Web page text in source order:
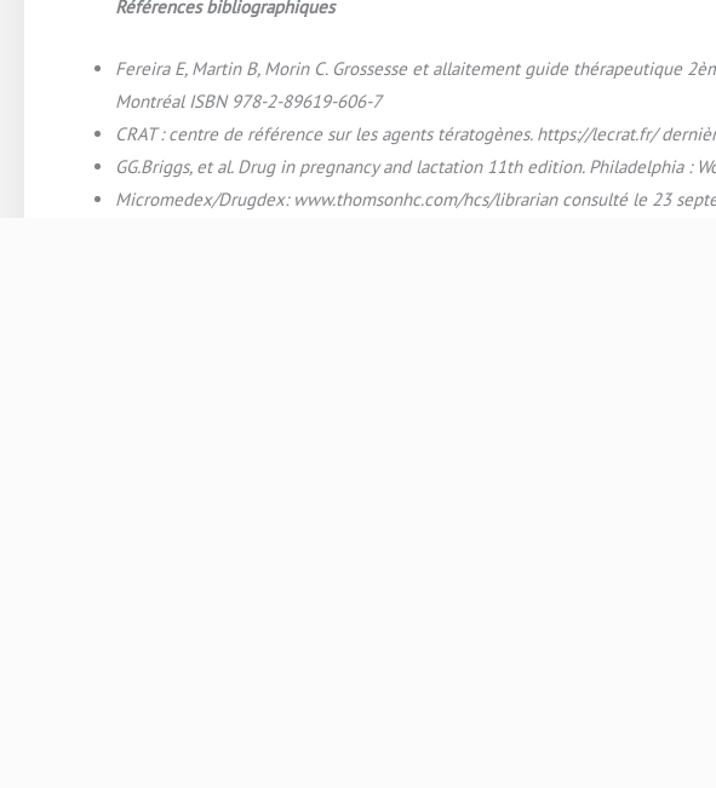
Références bibliographiques
Fereira E, Martin B, Morin C. Grossesse et allaitement guide thérapeutique
Montréal ISBN 978-2-89619-606-7
CRAT : centre de référence sur les agents tératogènes. https://lecrat.fr/
GG.Briggs, et al. Drug in pregnancy and lactation 11th edition. Philadelphia :
Micromedex/Drugdex: www.thomsonhc.com/hcs/librarian consulté le 23